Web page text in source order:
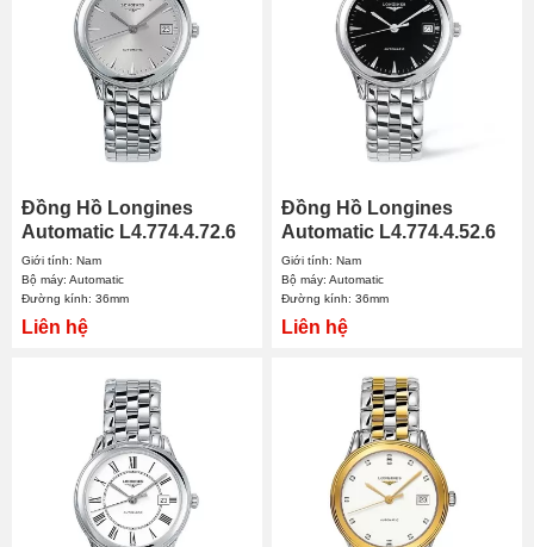
Đồng Hồ Longines
Automatic L4.774.4.72.6
36mm Nam
Giới tính: Nam
Bộ máy: Automatic
Đường kính: 36mm
Liên hệ
Đồng Hồ Longines
Automatic L4.774.4.52.6
36mm Nam
Giới tính: Nam
Bộ máy: Automatic
Đường kính: 36mm
Liên hệ